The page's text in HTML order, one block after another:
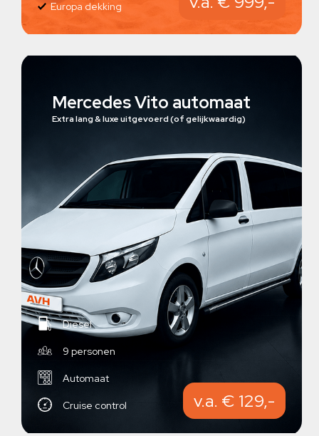
Europa dekking
Mercedes Vito automaat
Extra lang & luxe uitgevoerd (of gelijkwaardig)
Diesel
9 personen
Automaat
Cruise control v.a. € 129,-